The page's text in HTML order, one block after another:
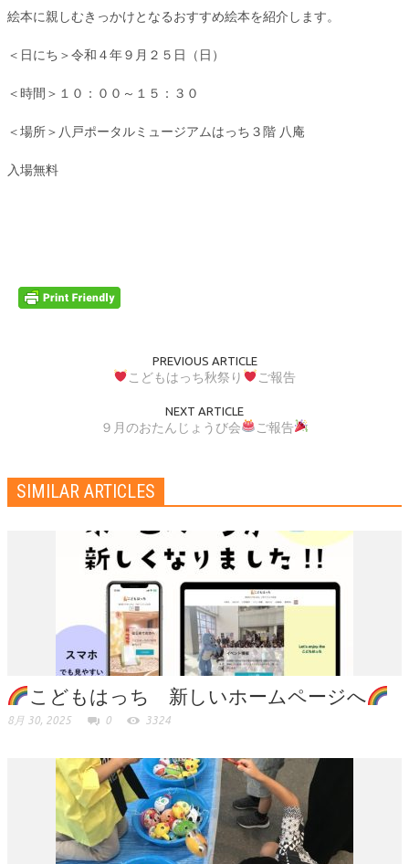
絵本に親しむきっかけとなるおすすめ絵本を紹介します。
＜日にち＞令和４年９月２５日（日）
＜時間＞１０：００～１５：３０
＜場所＞八戸ポータルミュージアムはっち３階 八庵
入場無料
PREVIOUS ARTICLE
こどもはっち秋祭り ご報告
NEXT ARTICLE
９月のおたんじょうび会 ご報告
SIMILAR ARTICLES
こどもはっち 新しいホームページへ
8月 30, 2025 0 3324